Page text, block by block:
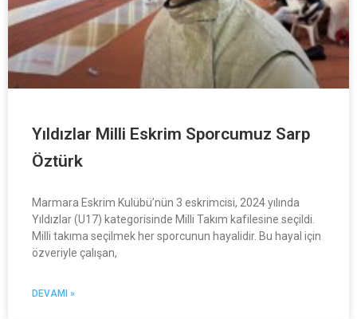
Yıldızlar Milli Eskrim Sporcumuz Sarp
Öztürk
Marmara Eskrim Kulübü’nün 3 eskrimcisi, 2024 yılında
Yıldızlar (U17) kategorisinde Milli Takım kafilesine seçildi.
Milli takıma seçilmek her sporcunun hayalidir. Bu hayal için
özveriyle çalışan,
DEVAMI »